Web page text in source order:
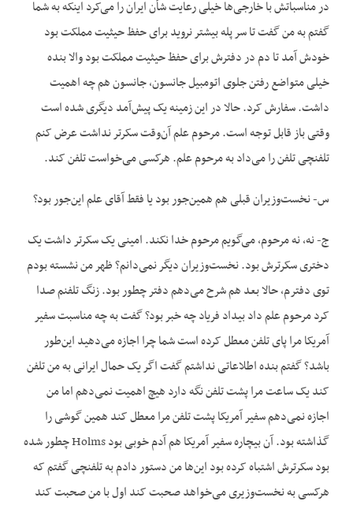
در مناسباتش با خارجی‌ها خیلی رعایت شأن ایران را می‌کرد این‏که به شما
گفتم به من گفت تا سر پله بیشتر نروید برای حفظ حیثیت مملکت بود
خودش آمد تا دم در دفترش برای حفظ حیثیت مملکت بود والا بنده
خیلی متواضع رفتن جلوی اتومبیل جانسون، جانسون هم چه اهمیت
داشت. سفارش کرد. حالا در این زمینه یک پیش‌آمد دیگری شده است
وقتی باز قابل توجه است. مرحوم علم آن‌وقت سکرتر نداشت عرض کنم
تلفنچی تلفن را می‌داد به مرحوم علم. هرکسی می‌خواست تلفن کند.
س- نخست‌وزیران قبلی هم همین‌جور بود یا فقط آقای علم این‌جور بود؟
ج- نه، نه مرحوم، می‌گویم مرحوم خدا نکند. امینی یک سکرتر داشت یک
دختری سکرترش بود. نخست‌وزیران دیگر نمی‌دانم؟ ظهر من نشسته بودم
توی دفترم، حالا بعد هم شرح می‌دهم دفتر چطور بود. زنگ تلفنم صدا
کرد مرحوم علم داد بیداد فریاد چه خبر بود؟ گفت به چه مناسبت سفیر
آمریکا مرا پای تلفن معطل کرده است شما چرا اجازه می‌دهید این‌طور
باشد؟ گفتم بنده اطلاعاتی نداشتم گفت اگر یک حمال ایرانی به من تلفن
کند یک ساعت مرا پشت تلفن نگه دارد هیچ اهمیت نمی‌دهم اما من
اجازه نمی‌دهم سفیر آمریکا پشت تلفن مرا معطل کند همین گوشی را
گذاشته بود. آن بیچاره سفیر آمریکا هم ‌آدم خوبی بود Holms چطور شده
بود سکرترش اشتباه کرده بود این‌ها من دستور دادم به تلفنچی گفتم که
هرکسی به نخست‌وزیری می‌خواهد صحبت کند اول با من صحبت کند